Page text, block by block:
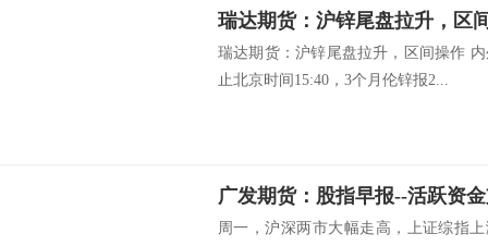
瑞达期货：沪锌尾盘拉升，区
瑞达期货：沪锌尾盘拉升，区间操作
止北京时间15:40，3个月伦锌报2...
广发期货：股指早报--活跃资
周一，沪深两市大幅走高，上证综指